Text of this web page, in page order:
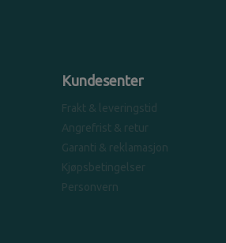
Kundesenter
Frakt & leveringstid
Angrefrist & retur
Garanti & reklamasjon
Kjøpsbetingelser
Personvern